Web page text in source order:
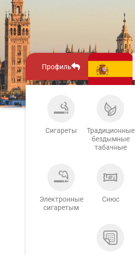
Профиль
Сигареты
Традиционные
бездымные
табачные
Электронные
сигаретым
Снюс